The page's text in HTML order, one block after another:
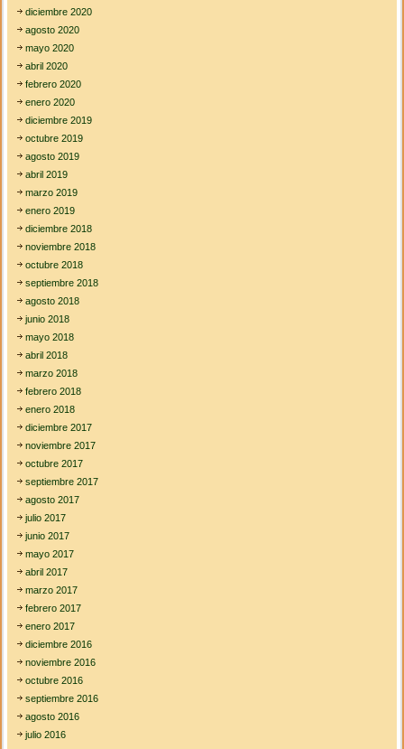
diciembre 2020
agosto 2020
mayo 2020
abril 2020
febrero 2020
enero 2020
diciembre 2019
octubre 2019
agosto 2019
abril 2019
marzo 2019
enero 2019
diciembre 2018
noviembre 2018
octubre 2018
septiembre 2018
agosto 2018
junio 2018
mayo 2018
abril 2018
marzo 2018
febrero 2018
enero 2018
diciembre 2017
noviembre 2017
octubre 2017
septiembre 2017
agosto 2017
julio 2017
junio 2017
mayo 2017
abril 2017
marzo 2017
febrero 2017
enero 2017
diciembre 2016
noviembre 2016
octubre 2016
septiembre 2016
agosto 2016
julio 2016